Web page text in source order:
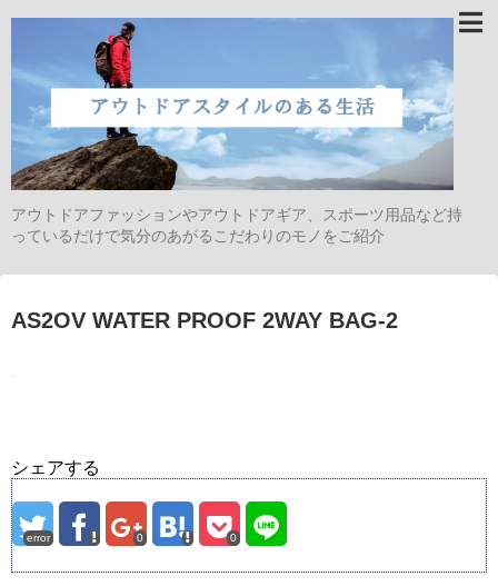
アウトドアファッションやアウトドアギア、スポーツ用品など持
っているだけで気分のあがるこだわりのモノをご紹介
AS2OV WATER PROOF 2WAY BAG-2
シェアする
error 0 0